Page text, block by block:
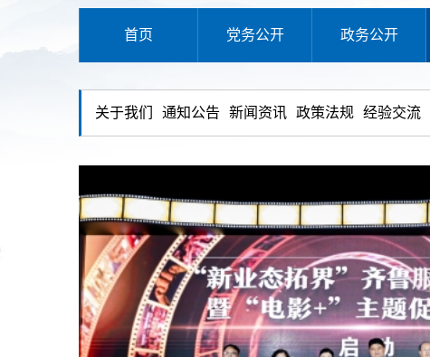
首页 党务公开 政务公开
关于我们 通知公告 新闻资讯 政策法规 经验交流